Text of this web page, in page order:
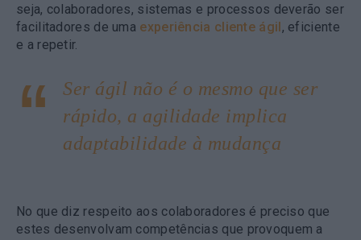
seja, colaboradores, sistemas e processos deverão ser
facilitadores de uma experiência cliente ágil, eficiente
e a repetir.
Ser ágil não é o mesmo que ser
rápido, a agilidade implica
adaptabilidade à mudança
No que diz respeito aos colaboradores é preciso que
estes desenvolvam competências que provoquem a